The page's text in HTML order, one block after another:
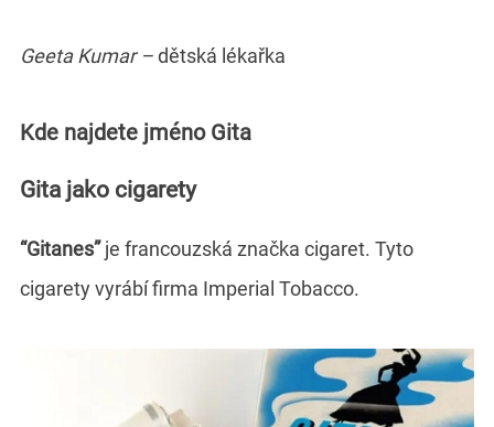
Geeta Kumar –dětská lékařka
Kde najdete jméno Gita
Gita jako cigarety
“Gitanes”je francouzská značka cigaret. Tyto
cigarety vyrábí firma Imperial Tobacco.